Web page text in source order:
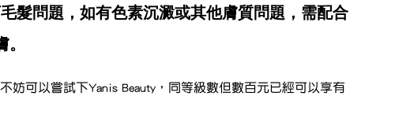
髮問題，如有色素沉澱或其他膚質問題，需配合
妨可以嘗試下Yanis Beauty，同等級數但數百元已經可以享有